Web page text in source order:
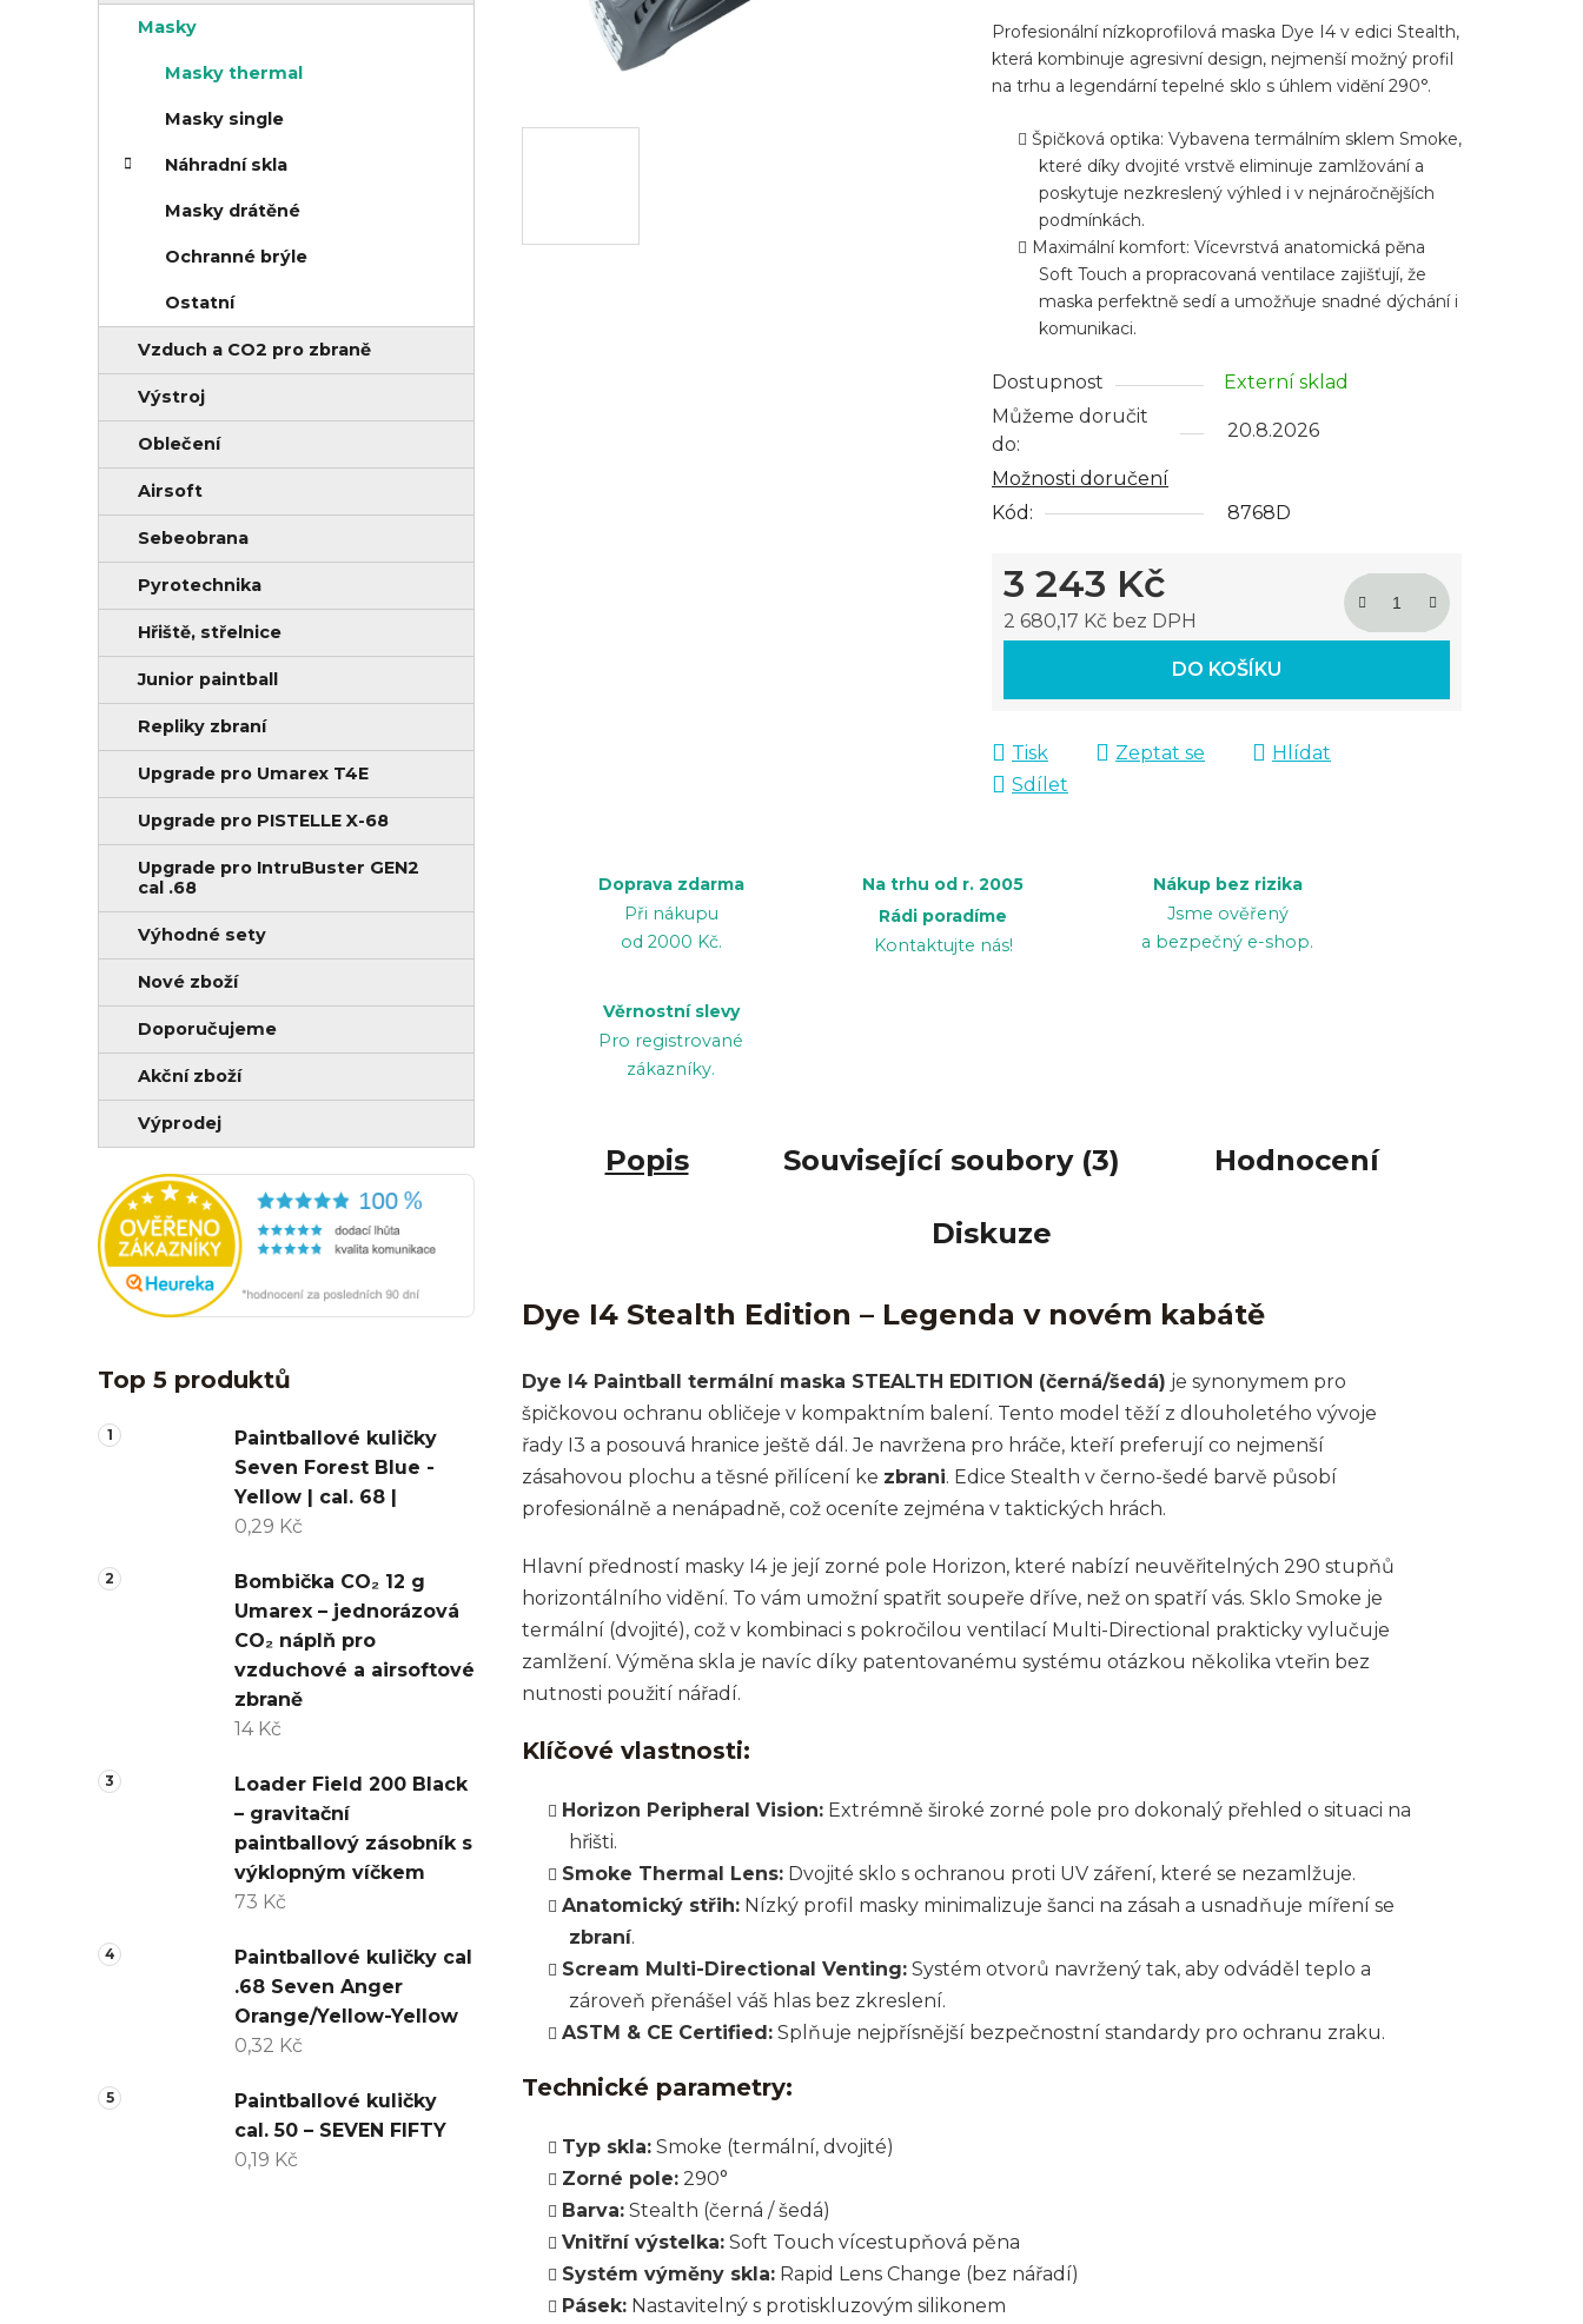
r
Masky
Masky thermal
Masky single
Náhradní skla
Masky drátěné
Ochranné brýle
Ostatní
Vzduch a CO2 pro zbraně
Výstroj
Oblečení
Airsoft
Sebeobrana
Pyrotechnika
Hřiště, střelnice
Junior paintball
Repliky zbraní
Upgrade pro Umarex T4E
Upgrade pro PISTELLE X-68
Upgrade pro IntruBuster GEN2
cal .68
Výhodné sety
Nové zboží
Doporučujeme
Akční zboží
Výprodej
Top 5 produktů
Paintballové kuličky
Seven Forest Blue -
Yellow | cal. 68 |
0,29 Kč
Bombička CO₂ 12 g
Umarex – jednorázová
CO₂ náplň pro
vzduchové a airsoftové
zbraně
14 Kč
Loader Field 200 Black
– gravitační
paintballový zásobník s
výklopným víčkem
73 Kč
Paintballové kuličky cal
.68 Seven Anger
Orange/Yellow-Yellow
0,32 Kč
Paintballové kuličky
cal. 50 – SEVEN FIFTY
0,19 Kč
je
0,0
hvězdiček.
Profesionální nízkoprofilová maska Dye I4 v edici Stealth,
která kombinuje agresivní design, nejmenší možný profil
na trhu a legendární tepelné sklo s úhlem vidění 290°.
Špičková optika: Vybavena termálním sklem Smoke,
které díky dvojité vrstvě eliminuje zamlžování a
poskytuje nezkreslený výhled i v nejnáročnějších
podmínkách.
Maximální komfort: Vícevrstvá anatomická pěna
Soft Touch a propracovaná ventilace zajišťují, že
maska perfektně sedí a umožňuje snadné dýchání i
komunikaci.
Dostupnost
Externí sklad
Můžeme doručit
do:
20.8.2026
Možnosti doručení
Kód:
8768D
3 243 Kč
2 680,17 Kč bez DPH
DO KOŠÍKU
Tisk Zeptat se
Hlídat
Sdílet
Doprava zdarma
Při nákupu
od 2000 Kč.
Na trhu od r. 2005
Rádi poradíme
Kontaktujte nás!
Nákup bez rizika
Jsme ověřený
a bezpečný e-shop.
Věrnostní slevy
Pro registrované
zákazníky.
Popis Související soubory (3) Hodnocení
Diskuze
Dye I4 Stealth Edition – Legenda v novém kabátě
Dye I4 Paintball termální maska STEALTH EDITION (černá/šedá) je synonymem pro
špičkovou ochranu obličeje v kompaktním balení. Tento model těží z dlouholetého vývoje
řady I3 a posouvá hranice ještě dál. Je navržena pro hráče, kteří preferují co nejmenší
zásahovou plochu a těsné přilícení ke zbrani. Edice Stealth v černo-šedé barvě působí
profesionálně a nenápadně, což oceníte zejména v taktických hrách.
Hlavní předností masky I4 je její zorné pole Horizon, které nabízí neuvěřitelných 290 stupňů
horizontálního vidění. To vám umožní spatřit soupeře dříve, než on spatří vás. Sklo Smoke je
termální (dvojité), což v kombinaci s pokročilou ventilací Multi-Directional prakticky vylučuje
zamlžení. Výměna skla je navíc díky patentovanému systému otázkou několika vteřin bez
nutnosti použití nářadí.
Klíčové vlastnosti:
Horizon Peripheral Vision: Extrémně široké zorné pole pro dokonalý přehled o situaci na
hřišti.
Smoke Thermal Lens: Dvojité sklo s ochranou proti UV záření, které se nezamlžuje.
Anatomický střih: Nízký profil masky minimalizuje šanci na zásah a usnadňuje míření se
zbraní.
Scream Multi-Directional Venting: Systém otvorů navržený tak, aby odváděl teplo a
zároveň přenášel váš hlas bez zkreslení.
ASTM & CE Certified: Splňuje nejpřísnější bezpečnostní standardy pro ochranu zraku.
Technické parametry:
Typ skla: Smoke (termální, dvojité)
Zorné pole: 290°
Barva: Stealth (černá / šedá)
Vnitřní výstelka: Soft Touch vícestupňová pěna
Systém výměny skla: Rapid Lens Change (bez nářadí)
Pásek: Nastavitelný s protiskluzovým silikonem